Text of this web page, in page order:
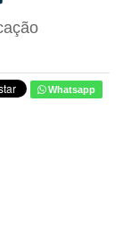
Whatsapp